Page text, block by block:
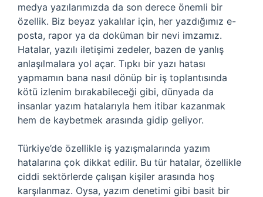
medya yazılarımızda da son derece önemli bir
özellik. Biz beyaz yakalılar için, her yazdığımız e-
posta, rapor ya da doküman bir nevi imzamız.
Hatalar, yazılı iletişimi zedeler, bazen de yanlış
anlaşılmalara yol açar. Tıpkı bir yazı hatası
yapmamın bana nasıl dönüp bir iş toplantısında
kötü izlenim bırakabileceği gibi, dünyada da
insanlar yazım hatalarıyla hem itibar kazanmak
hem de kaybetmek arasında gidip geliyor.
Türkiye’de özellikle iş yazışmalarında yazım
hatalarına çok dikkat edilir. Bu tür hatalar, özellikle
ciddi sektörlerde çalışan kişiler arasında hoş
karşılanmaz. Oysa, yazım denetimi gibi basit bir